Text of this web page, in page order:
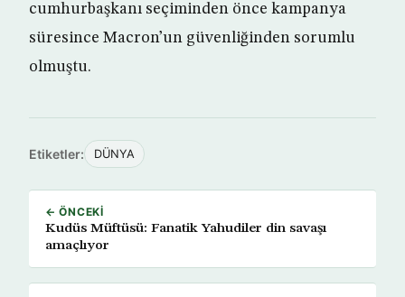
cumhurbaşkanı seçiminden önce kampanya
süresince Macron’un güvenliğinden sorumlu
olmuştu.
Etiketler: DÜNYA
← ÖNCEKI
Kudüs Müftüsü: Fanatik Yahudiler din savaşı
amaçlıyor